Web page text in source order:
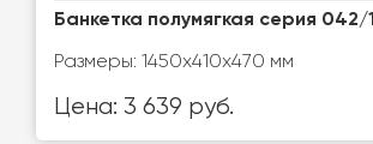
Банкетка полумягкая серия 042/1
Размеры: 1450х410х470 мм
Цена: 3 639 руб.